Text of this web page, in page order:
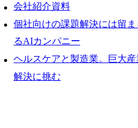
会社紹介資料
個社向けの課題解決には留
るAIカンパニー
ヘルスケアと製造業。巨大
解決に挑む